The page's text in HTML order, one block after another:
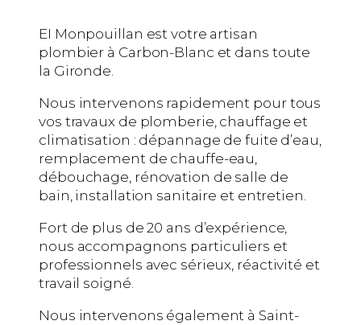
EI Monpouillan est votre artisan
plombier à Carbon-Blanc et dans toute
la Gironde.
Nous intervenons rapidement pour tous
vos travaux de plomberie, chauffage et
climatisation : dépannage de fuite d’eau,
remplacement de chauffe-eau,
débouchage, rénovation de salle de
bain, installation sanitaire et entretien.
Fort de plus de 20 ans d’expérience,
nous accompagnons particuliers et
professionnels avec sérieux, réactivité et
travail soigné.
Nous intervenons également à Saint-